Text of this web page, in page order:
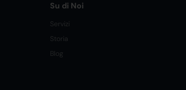
Su di Noi
Servizi
Storia
Blog